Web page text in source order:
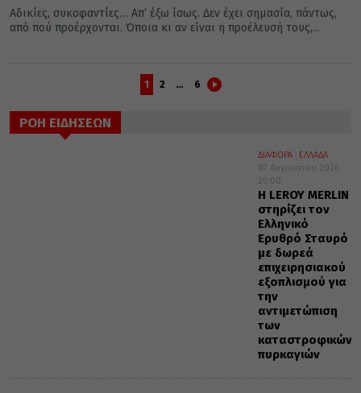
Αδικίες, συκοφαντίες… Απ’ έξω ίσως. Δεν έχει σημασία, πάντως,
από πού προέρχονται. Όποια κι αν είναι η προέλευσή τους,...
1 2 … 6
ΡΟΗ ΕΙΔΗΣΕΩΝ
ΔΙΑΦΟΡΑ
ΕΛΛΑΔΑ
07 Αυγούστου 2026
20:00
Η LEROY MERLIN
στηρίζει τον
Ελληνικό
Ερυθρό Σταυρό
με δωρεά
επιχειρησιακού
εξοπλισμού για
την
αντιμετώπιση
των
καταστροφικών
πυρκαγιών